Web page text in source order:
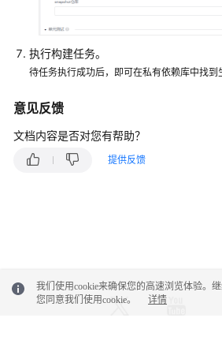
执行构建任务。
待任务执行成功后，即可在私有依赖库中找到
意见反馈
文档内容是否对您有帮助？
提供反馈
我们使用cookie来确保您的高速浏览体验。
您同意我们使用cookie。
详情